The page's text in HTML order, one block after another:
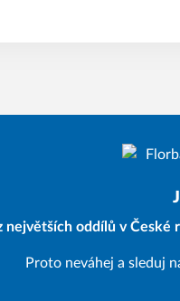
největších oddílů v České
Proto neváhej a sleduj